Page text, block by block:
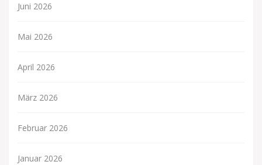
Juni 2026
Mai 2026
April 2026
März 2026
Februar 2026
Januar 2026